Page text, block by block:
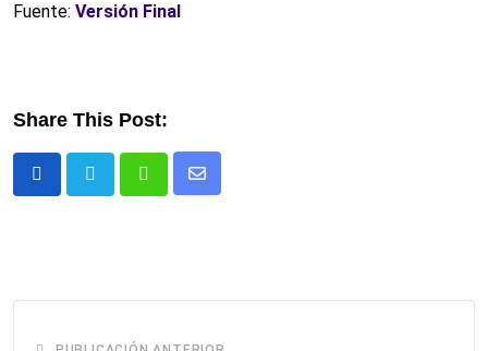
Fuente: Versión Final
Share This Post:
WhatsappComparte